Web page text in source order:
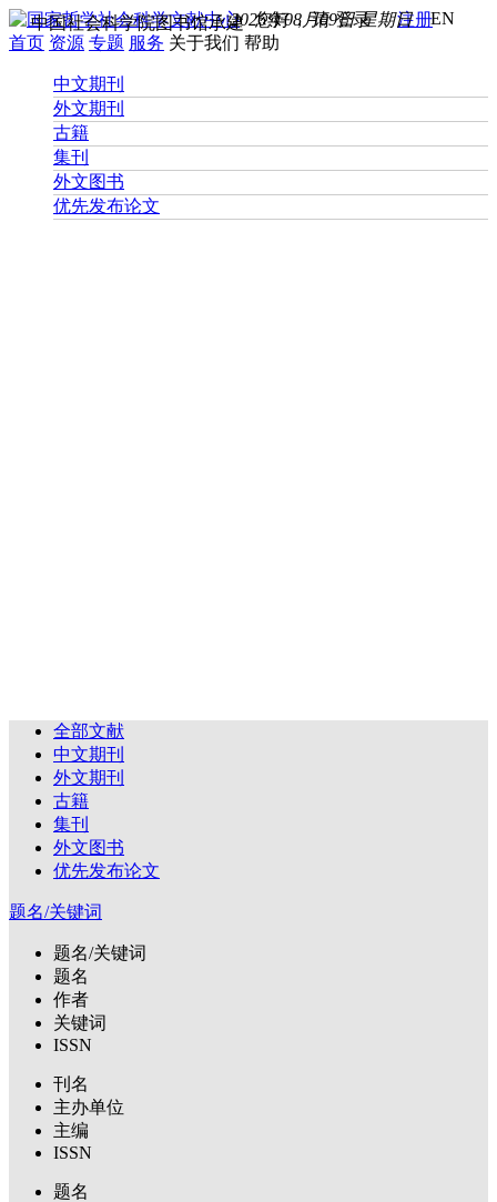
您好， 请登录 注册EN
2026年08月09日 星期日
中国社会科学院图书馆承建
首页 资源 专题 服务 关于我们 帮助
中文期刊
外文期刊
古籍
集刊
外文图书
优先发布论文
全部文献
中文期刊
外文期刊
古籍
集刊
外文图书
优先发布论文
题名/关键词
题名/关键词
题名
作者
关键词
ISSN
刊名
主办单位
主编
ISSN
题名